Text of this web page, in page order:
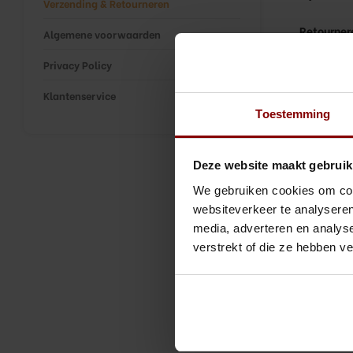
Toestemming
Deze website maakt
We gebruiken cookies om
websiteverkeer te
media, adverteren en
verstrekt of die ze hebben
Verzending & Retourneren
Algemene voorwaarden
Privacy Policy
Klantenservice
We
Mocht
Wil je
Meld je
Vermeld
Je
Geef
Nadat